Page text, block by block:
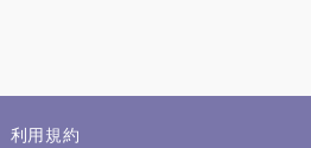
利用規約